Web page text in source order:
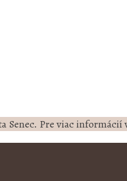
Pre viac informácií